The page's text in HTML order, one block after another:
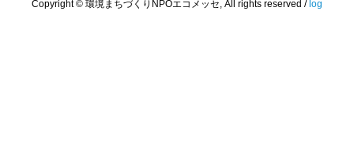
Copyright © 環境まちづくりNPOエコメッセ, All rights reserved / log